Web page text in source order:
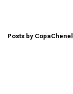
Posts by CopaChenel